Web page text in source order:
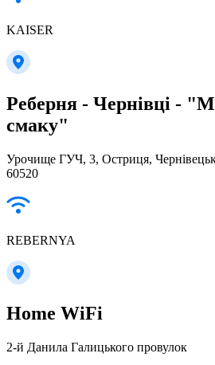
KAISER
Реберня - Чернівці -
смаку"
Урочище ГУЧ, 3, Остриця,
60520
REBERNYA
Home WiFi
2-й Данила Галицького провулок